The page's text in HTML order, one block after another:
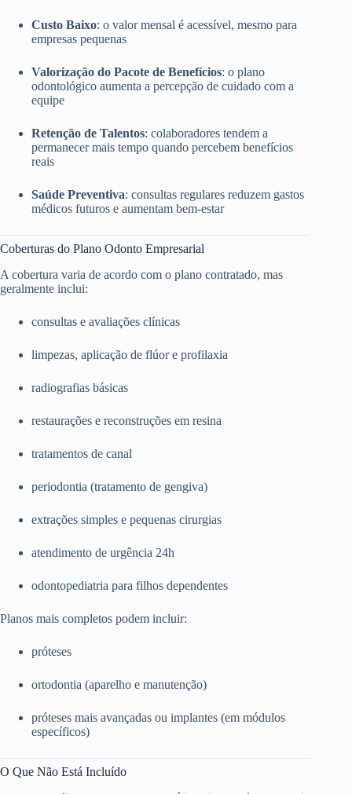
Custo Baixo: o valor mensal é acessível, mesmo para
empresas pequenas
Valorização do Pacote de Benefícios: o plano
odontológico aumenta a percepção de cuidado com a
equipe
Retenção de Talentos: colaboradores tendem a
permanecer mais tempo quando percebem benefícios
reais
Saúde Preventiva: consultas regulares reduzem gastos
médicos futuros e aumentam bem-estar
Coberturas do Plano Odonto Empresarial
A cobertura varia de acordo com o plano contratado, mas
geralmente inclui:
consultas e avaliações clínicas
limpezas, aplicação de flúor e profilaxia
radiografias básicas
restaurações e reconstruções em resina
tratamentos de canal
periodontia (tratamento de gengiva)
extrações simples e pequenas cirurgias
atendimento de urgência 24h
odontopediatria para filhos dependentes
Planos mais completos podem incluir:
próteses
ortodontia (aparelho e manutenção)
próteses mais avançadas ou implantes (em módulos
específicos)
O Que Não Está Incluído